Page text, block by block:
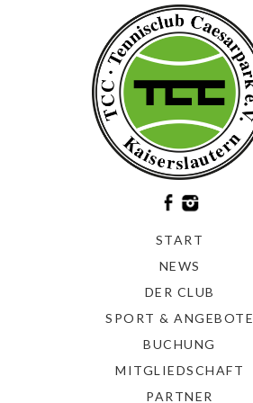
START
NEWS
DER CLUB
SPORT & ANGEBOTE
BUCHUNG
MITGLIEDSCHAFT
PARTNER